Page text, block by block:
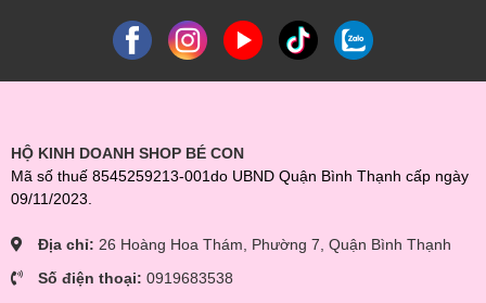
HỘ KINH DOANH SHOP BÉ CON
Mã số thuế 8545259213-001do UBND Quận Bình Thạnh cấp ngày
09/11/2023.
Địa chỉ: 26 Hoàng Hoa Thám, Phường 7, Quận Bình Thạnh
Số điện thoại: 0919683538